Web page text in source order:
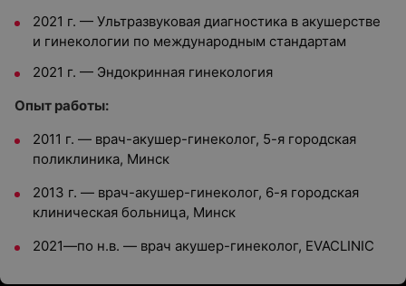
2021 г. — Ультразвуковая диагностика в акушерстве
и гинекологии по международным стандартам
2021 г. — Эндокринная гинекология
Опыт работы:
2011 г. — врач-акушер-гинеколог, 5-я городская
поликлиника, Минск
2013 г. — врач-акушер-гинеколог, 6-я городская
клиническая больница, Минск
2021—по н.в. — врач акушер-гинеколог, EVACLINIC